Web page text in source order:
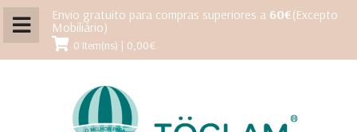
Envio gratuito para compras superiores a 60€(Excepto
Mobiliário)
0 Item(ns) | 0,00€